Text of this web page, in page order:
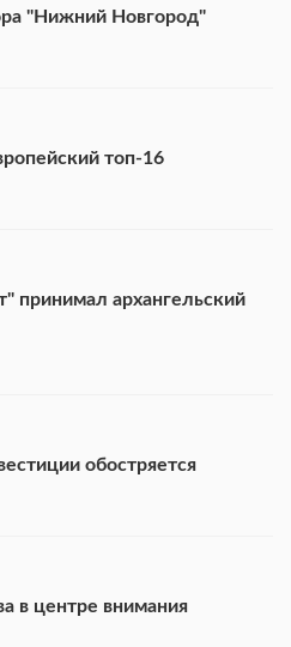
"Нижний Новгород"
топ-16
принимал архангельский
обостряется
в центре внимания